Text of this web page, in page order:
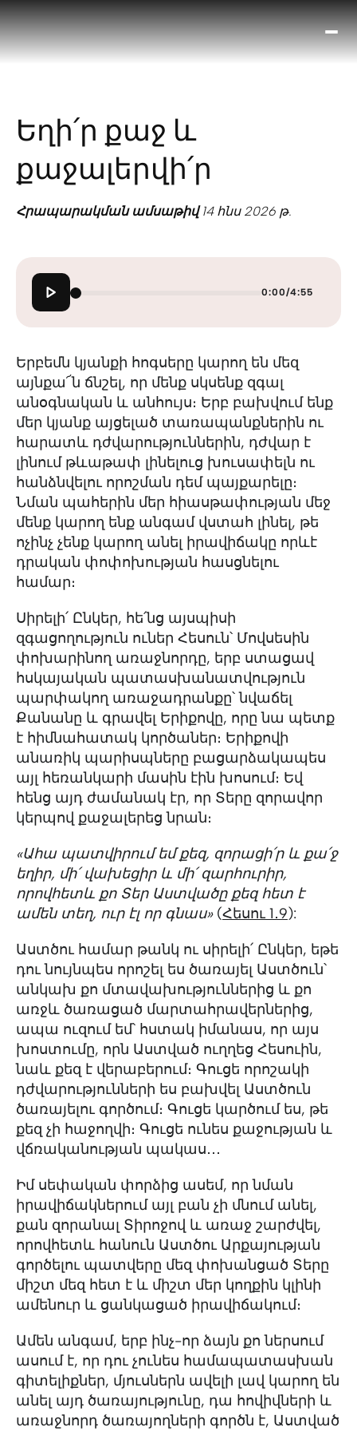
Եղի՛ր քաջ և
քաջալերվի՛ր
Հրապարակման ամսաթիվ14 հնս 2026 թ.
0:00/4:55
Երբեմն կյանքի հոգսերը կարող են մեզ
այնքա՜ն ճնշել, որ մենք սկսենք զգալ
անօգնական և անհույս։ Երբ բախվում ենք
մեր կյանք այցելած տառապանքներին ու
հարատև դժվարություններին, դժվար է
լինում թևաթափ լինելուց խուսափելն ու
հանձնվելու որոշման դեմ պայքարելը։
Նման պահերին մեր հիասթափության մեջ
մենք կարող ենք անգամ վստահ լինել, թե
ոչինչ չենք կարող անել իրավիճակը որևէ
դրական փոփոխության հասցնելու
համար։
Սիրելի՛ Ընկեր, հե՛նց այսպիսի
զգացողություն ուներ Հեսուն՝ Մովսեսին
փոխարինող առաջնորդը, երբ ստացավ
հսկայական պատասխանատվություն
պարփակող առաջադրանքը՝ նվաճել
Քանանը և գրավել Երիքովը, որը նա պետք
է հիմնահատակ կործաներ։ Երիքովի
անառիկ պարիսպները բացարձակապես
այլ հեռանկարի մասին էին խոսում։ Եվ
հենց այդ ժամանակ էր, որ Տերը զորավոր
կերպով քաջալերեց նրան։
«Ահա պատվիրում եմ քեզ, զորացի՛ր և քա՛ջ
եղիր, մի՛ վախեցիր և մի՛ զարհուրիր,
որովհետև քո Տեր Աստվածը քեզ հետ է
ամեն տեղ, ուր էլ որ գնաս»(Հեսու 1․9):
Աստծու համար թանկ ու սիրելի՛ Ընկեր, եթե
դու նույնպես որոշել ես ծառայել Աստծուն՝
անկախ քո մտավախություններից և քո
առջև ծառացած մարտահրավերներից,
ապա ուզում եմ՝ հստակ իմանաս, որ այս
խոստումը, որն Աստված ուղղեց Հեսուին,
նաև քեզ է վերաբերում։ Գուցե որոշակի
դժվարությունների ես բախվել Աստծուն
ծառայելու գործում։ Գուցե կարծում ես, թե
քեզ չի հաջողվի։ Գուցե ունես քաջության և
վճռականության պակաս․․․
Իմ սեփական փորձից ասեմ, որ նման
իրավիճակներում այլ բան չի մնում անել,
քան զորանալ Տիրոջով և առաջ շարժվել,
որովհետև հանուն Աստծու Արքայության
գործելու պատվերը մեզ փոխանցած Տերը
միշտ մեզ հետ է և միշտ մեր կողքին կլինի
ամենուր և ցանկացած իրավիճակում։
Ամեն անգամ, երբ ինչ-որ ձայն քո ներսում
ասում է, որ դու չունես համապատասխան
գիտելիքներ, մյուսներն ավելի լավ կարող են
անել այդ ծառայությունը, դա հովիվների և
առաջնորդ ծառայողների գործն է, Աստված